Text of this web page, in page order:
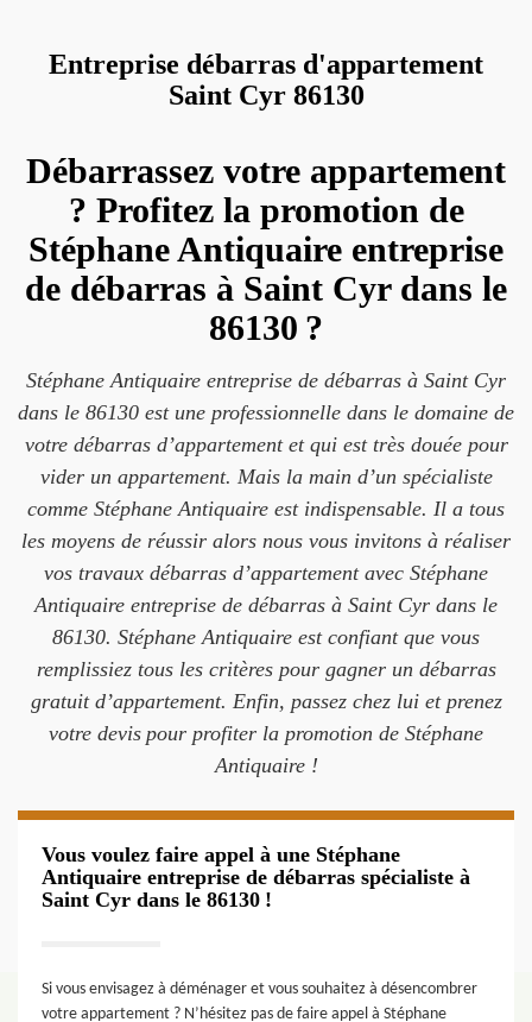
Entreprise débarras d'appartement
Saint Cyr 86130
Débarrassez votre appartement
? Profitez la promotion de
Stéphane Antiquaire entreprise
de débarras à Saint Cyr dans le
86130 ?
Stéphane Antiquaire entreprise de débarras à Saint Cyr
dans le 86130 est une professionnelle dans le domaine de
votre débarras d’appartement et qui est très douée pour
vider un appartement. Mais la main d’un spécialiste
comme Stéphane Antiquaire est indispensable. Il a tous
les moyens de réussir alors nous vous invitons à réaliser
vos travaux débarras d’appartement avec Stéphane
Antiquaire entreprise de débarras à Saint Cyr dans le
86130. Stéphane Antiquaire est confiant que vous
remplissiez tous les critères pour gagner un débarras
gratuit d’appartement. Enfin, passez chez lui et prenez
votre devis pour profiter la promotion de Stéphane
Antiquaire !
Vous voulez faire appel à une Stéphane
Antiquaire entreprise de débarras spécialiste à
Saint Cyr dans le 86130 !
Si vous envisagez à déménager et vous souhaitez à désencombrer
votre appartement ? N’hésitez pas de faire appel à Stéphane